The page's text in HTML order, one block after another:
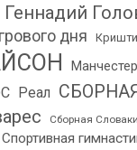
Геннадий
дня
Реал
Сборная
Спортивная